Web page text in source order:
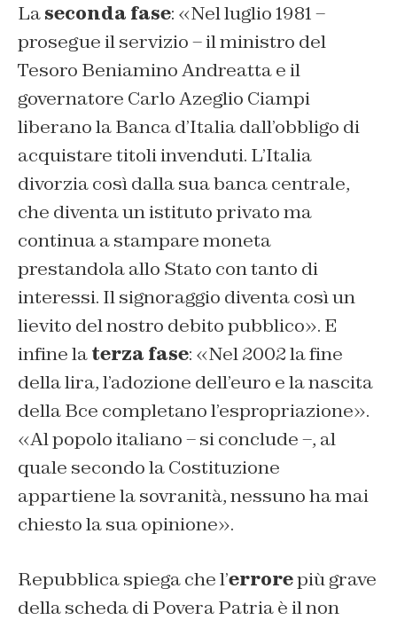
Laseconda fase: «Nel luglio 1981–
prosegue il servizio –il ministro del
Tesoro Beniamino Andreatta e il
governatore Carlo Azeglio Ciampi
liberano la Banca d’Italia dall’obbligo di
acquistare titoli invenduti. L’Italia
divorzia così dalla sua banca centrale,
che diventa un istituto privato ma
continua a stampare moneta
prestandola allo Stato con tanto di
interessi. Il signoraggio diventa così un
lievito del nostro debito pubblico». E
infine laterza fase: «Nel 2002 la fine
della lira, l’adozione dell’euro e la nascita
della Bce completano l’espropriazione».
«Al popolo italiano– si conclude –, al
quale secondo la Costituzione
appartiene la sovranità, nessuno ha mai
chiesto la sua opinione».
Repubblica spiega che l’errorepiù grave
della scheda di Povera Patria è il non